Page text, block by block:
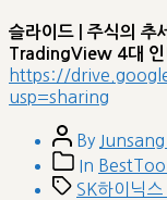
슬라이드 | 주식의 추
TradingView 4대 인
https://
usp=sharing
Post
author
By
Post
categories
In
TagsSK하이닉